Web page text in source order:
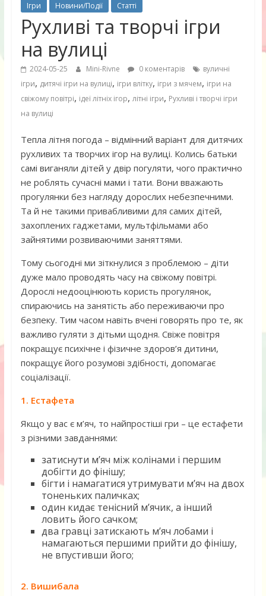
Ігри Новини/Події Статті
Рухливі та творчі ігри
на вулиці
2024-05-25 Mini-Rivne 0 коментарів
вуличні
ігри, дитячі ігри на вулиці, ігри влітку, ігри з мячем, ігри на
свіжому повітрі, ідеї літніх ігор, літні ігри, Рухливі і творчі ігри
на вулиці
Тепла літня погода – відмінний варіант для дитячих
рухливих та творчих ігор на вулиці. Колись батьки
самі виганяли дітей у двір погуляти, чого практично
не роблять сучасні мами і тати. Вони вважають
прогулянки без нагляду дорослих небезпечними.
Та й не такими привабливими для самих дітей,
захоплених гаджетами, мультфільмами або
зайнятими розвиваючими заняттями.
Тому сьогодні ми зіткнулися з проблемою – діти
дуже мало проводять часу на свіжому повітрі.
Дорослі недооцінюють користь прогулянок,
спираючись на занятість або переживаючи про
безпеку. Тим часом навіть вчені говорять про те, як
важливо гуляти з дітьми щодня. Свіже повітря
покращує психічне і фізичне здоров’я дитини,
покращує його розумові здібності, допомагає
соціалізації.
1. Естафета
Якщо у вас є м’яч, то найпростіші гри – це естафети
з різними завданнями:
затиснути м’яч між колінами і першим
добігти до фінішу;
бігти і намагатися утримувати м’яч на двох
тоненьких паличках;
один кидає тенісний м’ячик, а інший
ловить його сачком;
два гравці затискають м’яч лобами і
намагаються першими прийти до фінішу,
не впустивши його;
2. Вишибала